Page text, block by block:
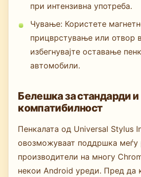
при интензивна употреба.
Чување: Користете
прицврстување или отвор
избегнувајте оставање
автомобили.
Белешка за стандарди и
компатибилност
Пенкалата од Universal Stylus
овозможуваат поддршка меѓу
производители на многу
некои Android уреди. Пред да